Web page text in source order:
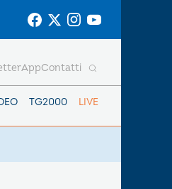
TG2000 LIVE
AppContatti